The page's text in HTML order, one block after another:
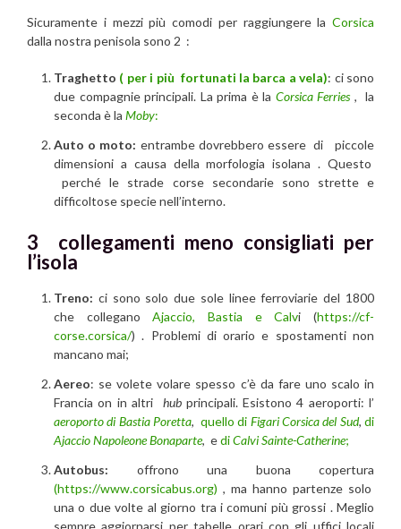
Sicuramente i mezzi più comodi per raggiungere la Corsica
dalla nostra penisola sono 2 :
Traghetto ( per i più fortunati la barca a vela): ci sono
due compagnie principali. La prima è la Corsica Ferries , la
seconda è la Moby:
Auto o moto: entrambe dovrebbero essere di piccole
dimensioni a causa della morfologia isolana . Questo
perché le strade corse secondarie sono strette e
difficoltose specie nell’interno.
3 collegamenti meno consigliati per
l’isola
Treno: ci sono solo due sole linee ferroviarie del 1800
che colleganoAjaccio, Bastia e Calvi (https://cf-
corse.corsica/) . Problemi di orario e spostamenti non
mancano mai;
Aereo: se volete volare spesso c’è da fare uno scalo in
Francia on in altri hubprincipali. Esistono 4 aeroporti: l’
aeroporto di Bastia Poretta, quello di Figari Corsica del Sud,di
Ajaccio Napoleone Bonaparte, ediCalvi Sainte-Catherine;
Autobus: offrono una buona copertura
(https://www.corsicabus.org) , ma hanno partenze solo
una o due volte al giorno tra i comuni più grossi . Meglio
sempre aggiornarsi per tabelle orari con gli uffici locali